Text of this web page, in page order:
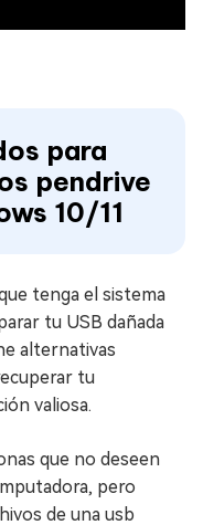
para
pendrive
10/11
tenga el sistema
tu USB dañada
alternativas
tu
valiosa.
que no deseen
pero
de una usb